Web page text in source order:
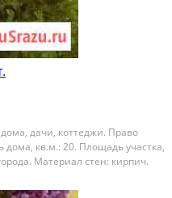
дачи, коттеджи. Право
кв.м.: 20. Площадь участка,
Материал стен: кирпич.
чеченская республика,